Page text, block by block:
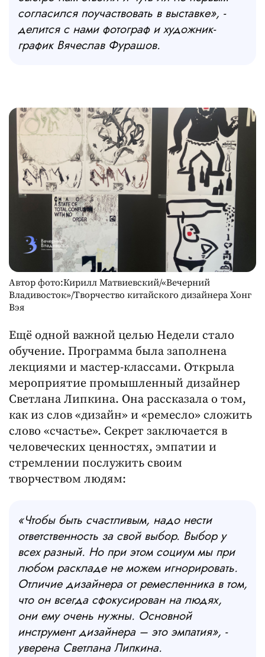
согласился поучаствовать в выставке», -
делится с нами фотограф и художник-
график Вячеслав Фурашов.
Автор фото:Кирилл Матвиевский/«Вечерний
Владивосток»/Творчество китайского дизайнера Хонг
Вэя
Ещё одной важной целью Недели стало
обучение. Программа была заполнена
лекциями и мастер-классами. Открыла
мероприятие промышленный дизайнер
Светлана Липкина. Она рассказала о том,
как из слов «дизайн» и «ремесло» сложить
слово «счастье». Секрет заключается в
человеческих ценностях, эмпатии и
стремлении послужить своим
творчеством людям:
«Чтобы быть счастливым, надо нести
ответственность за свой выбор. Выбор у
всех разный. Но при этом социум мы при
любом раскладе не можем игнорировать.
Отличие дизайнера от ремесленника в том,
что он всегда сфокусирован на людях,
они ему очень нужны. Основной
инструмент дизайнера – это эмпатия», -
уверена Светлана Липкина.